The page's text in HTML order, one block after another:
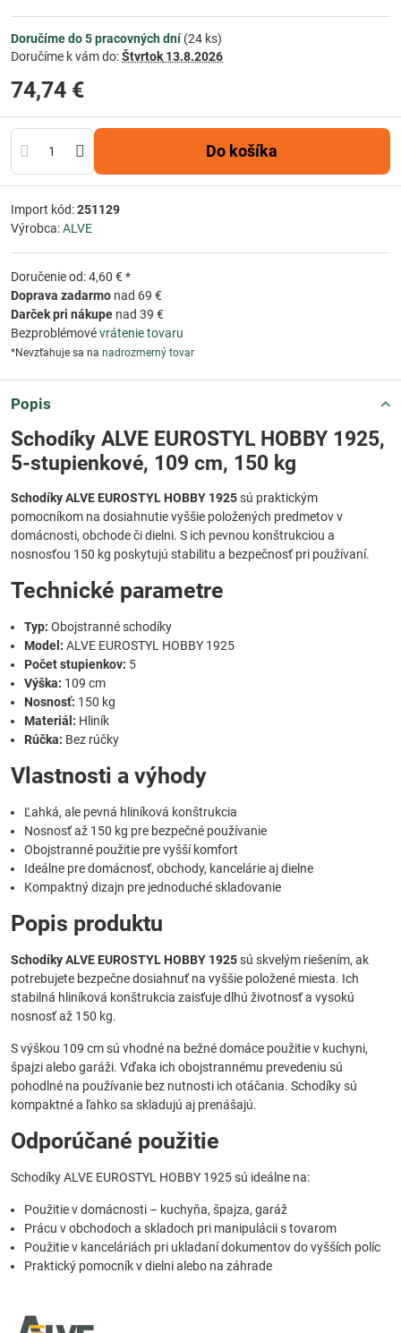
Doručíme do 5 pracovných dní(24 ks)
Doručíme k vám do:Štvrtok 13.8.2026
74,74 €
Do košíka
Import kód:251129
Výrobca:ALVE
Doručenie od: 4,60 € *
Doprava zadarmo nad 69 €
Darček pri nákupe nad 39 €
Bezproblémovévrátenie tovaru
*Nevzťahuje sa na nadrozmerný tovar
Popis
Schodíky ALVE EUROSTYL HOBBY 1925,
5-stupienkové, 109 cm, 150 kg
Schodíky ALVE EUROSTYL HOBBY 1925sú praktickým
pomocníkom na dosiahnutie vyššie položených predmetov v
domácnosti, obchode či dielni. S ich pevnou konštrukciou a
nosnosťou 150 kg poskytujú stabilitu a bezpečnosť pri používaní.
Technické parametre
Typ: Obojstranné schodíky
Model: ALVE EUROSTYL HOBBY 1925
Počet stupienkov: 5
Výška: 109 cm
Nosnosť: 150 kg
Materiál: Hliník
Rúčka: Bez rúčky
Vlastnosti a výhody
Ľahká, ale pevná hliníková konštrukcia
Nosnosť až 150 kg pre bezpečné používanie
Obojstranné použitie pre vyšší komfort
Ideálne pre domácnosť, obchody, kancelárie aj dielne
Kompaktný dizajn pre jednoduché skladovanie
Popis produktu
Schodíky ALVE EUROSTYL HOBBY 1925sú skvelým riešením, ak
potrebujete bezpečne dosiahnuť na vyššie položené miesta. Ich
stabilná hliníková konštrukcia zaisťuje dlhú životnosť a vysokú
nosnosť až 150 kg.
S výškou 109 cm sú vhodné na bežné domáce použitie v kuchyni,
špajzi alebo garáži. Vďaka ich obojstrannému prevedeniu sú
pohodlné na používanie bez nutnosti ich otáčania. Schodíky sú
kompaktné a ľahko sa skladujú aj prenášajú.
Odporúčané použitie
Schodíky ALVE EUROSTYL HOBBY 1925 sú ideálne na:
Použitie v domácnosti – kuchyňa, špajza, garáž
Prácu v obchodoch a skladoch pri manipulácii s tovarom
Použitie v kanceláriách pri ukladaní dokumentov do vyšších políc
Praktický pomocník v dielni alebo na záhrade